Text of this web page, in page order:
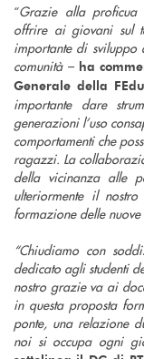
“Grazie alla proficua
offrire ai giovani sul
importante di sviluppo
comunità – ha
Generale della
importante dare
generazioni l’uso
comportamenti che
ragazzi. La
della vicinanza alle
ulteriormente il
formazione delle
“Chiudiamo con
dedicato agli studenti
nostro grazie va ai
in questa proposta
ponte, una relazione
noi si occupa ogni